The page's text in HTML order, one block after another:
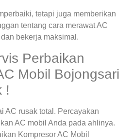
tetapi juga memberikan
tentang cara merawat AC
bekerja maksimal.
Perbaikan
Mobil Bojongsari
!
AC rusak total. Percayakan
AC mobil Anda pada ahlinya.
Kompresor AC Mobil